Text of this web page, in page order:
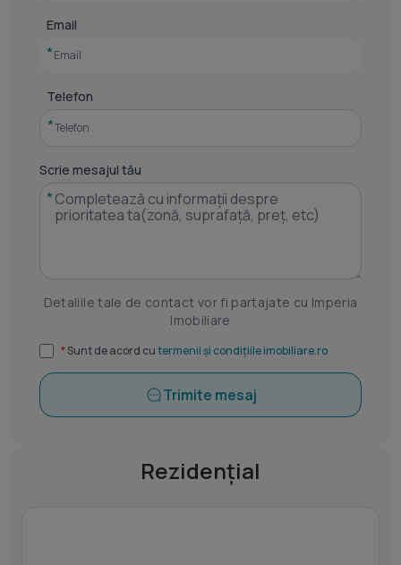
Email
*
Telefon
*
Scrie mesajul tău
*
Detaliile tale de contact vor fi partajate cu Imperia
Imobiliare
*Sunt de acord cutermenii și condițiile imobiliare.ro
Trimite mesaj
Rezidențial